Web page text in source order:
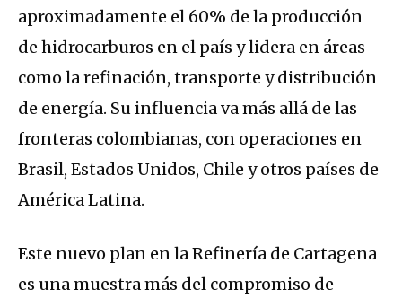
aproximadamente el 60% de la producción
de hidrocarburos en el país y lidera en áreas
como la refinación, transporte y distribución
de energía. Su influencia va más allá de las
fronteras colombianas, con operaciones en
Brasil, Estados Unidos, Chile y otros países de
América Latina.
Este nuevo plan en la Refinería de Cartagena
es una muestra más del compromiso de